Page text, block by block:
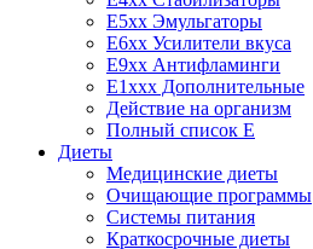
E5xx Эмульгаторы
E6xx Усилители вкуса
E9xx Антифламинги
E1xxx Дополнительные
Действие на организм
Полный список E
Диеты
Медицинские диеты
Очищающие программы
Системы питания
Краткосрочные диеты